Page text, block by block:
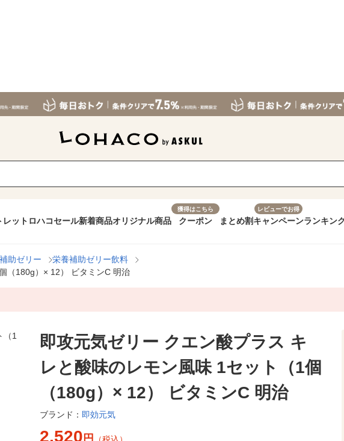
レット ロハコセール新着商品オリジナル商品
獲得はこちら
クーポン まとめ割
レビューでお得
キャンペーンランキン
助ゼリー
栄養補助ゼリー飲料
（180g）× 12） ビタミンC 明治
即攻元気ゼリー クエン酸プラス キ
レと酸味のレモン風味 1セット（1個
（180g）× 12） ビタミンC 明治
ブランド： 即効元気
2,520 円